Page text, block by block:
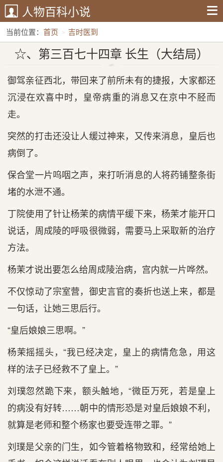
人物百科小说
当前位置： 首页
吉时医到
☆、第三百七十四章 长生（大结局）
☆、第三百七十四章 长生（大结局）
御驾亲征西北，带回来了前所未有的捷报，大家都还
沉浸在欢喜中时，皇帝病重的消息又在京中不胫而
走。
突然的打击还没让人缓过神来，又传来消息，皇后也
病倒了。
保合堂一片呜咽之声，来打听消息的人将药铺整条街
堵的水泄不通。
丁院使用了针让杨茉的病情平缓下来，杨茉才能开口
说话，周成陵的呼吸很微弱，需要马上采取新的治疗
方法。
杨茉才说出要怎么给周成陵治病，宫内就一片哗然。
不仅惊动了宗室营，御史言官的奏折也送上来，都是
一句话，让她三思后行。
“皇后娘娘三思啊。”
杨茉摇摇头，“我已经决定，皇上的病情危急，用这
样的法子已经救不了皇上。”
刘璞忽然跪下来，额头触地，“微臣万死，若是皇上
的病没有好转……朝中的情形恐是对皇后娘娘不利，
就算是老师和整个杨家也要受连带之罪。”
刘璞是父亲的门生，如今管着格物致和，经常给她上